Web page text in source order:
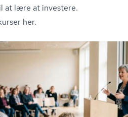
at lære at investere.
her.